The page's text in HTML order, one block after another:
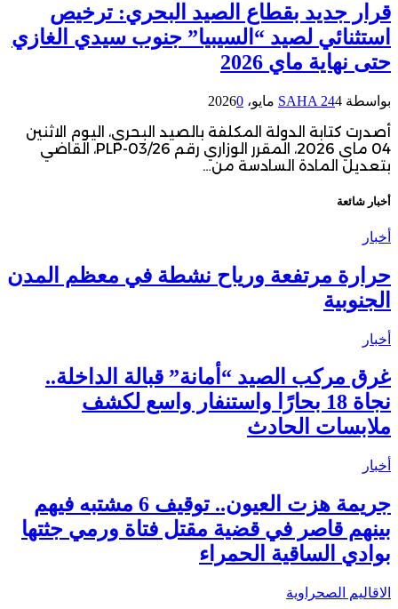
قرار جديد بقطاع الصيد البحري: ترخيص
استثنائي لصيد “السيبيا” جنوب سيدي الغازي
حتى نهاية ماي 2026
بواسطة SAHA 244 مايو، 2026 0
أصدرت كتابة الدولة المكلفة بالصيد البحري، اليوم الاثنين
04 ماي 2026، المقرر الوزاري رقم PLP-03/26، القاضي
بتعديل المادة السادسة من…
أخبار شائعة
أخبار
حرارة مرتفعة ورياح نشطة في معظم المدن
الجنوبية
أخبار
غرق مركب الصيد “أمانة” قبالة الداخلة..
نجاة 18 بحارًا واستنفار واسع لكشف
ملابسات الحادث
أخبار
جريمة هزت العيون.. توقيف 6 مشتبه فيهم
بينهم قاصر في قضية مقتل فتاة ورمي جثتها
بوادي الساقية الحمراء
الاقاليم الصحراوية